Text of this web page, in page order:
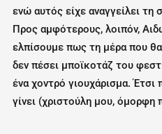
ενώ αυτός είχε αναγγείλει τη
Προς αμφότερους, λοιπόν,
ελπίσουμε πως τη μέρα που
δεν πέσει μποϊκοτάζ του
ένα χοντρό γιουχάρισμα. Έτσι
γίνει (χριστούλη μου, όμορφη